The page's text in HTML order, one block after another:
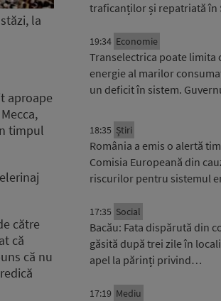
la
aproape
timpul
către
că
că nu
traficanților și repatriată în
19:34 Economie
Transelectrica poate limita
energie al marilor
un deficit în sistem.
18:35 Știri
România a emis o alertă
Comisia Europeană din
riscurilor pentru sistemul
17:35 Social
Bacău: Fata dispărută din
găsită după trei zile în
apel la părinți privind…
17:19 Mediu